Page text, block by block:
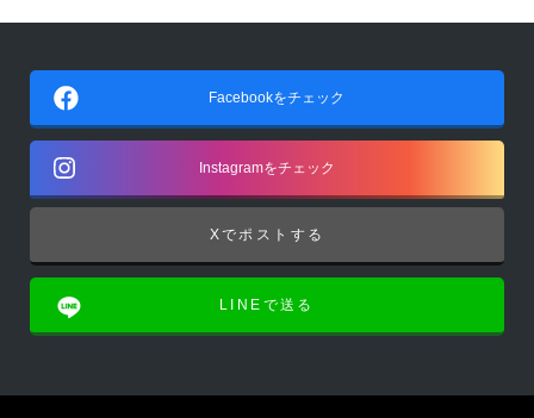
Facebookをチェック
Instagramをチェック
Xでポストする
LINEで送る